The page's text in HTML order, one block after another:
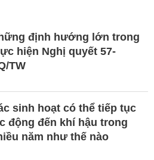
định hướng lớn trong
hiện Nghị quyết 57-
TW
sinh hoạt có thể tiếp tục
động đến khí hậu trong
năm như thế nào